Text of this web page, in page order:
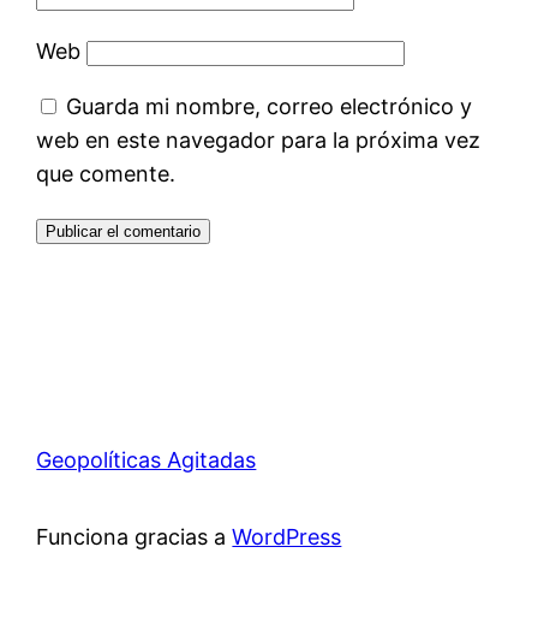
Web
Guarda mi nombre, correo electrónico y
web en este navegador para la próxima vez
que comente.
Geopolíticas Agitadas
Funciona gracias aWordPress